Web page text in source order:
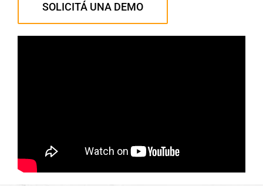
SOLICITÁ UNA DEMO